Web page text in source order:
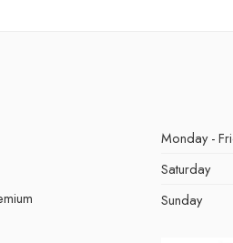
Monday -
Saturday
Sunday